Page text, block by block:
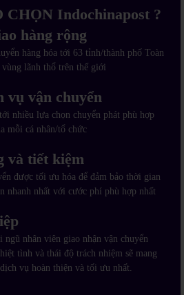
Indochinapost ?
hàng rộng
hàng hóa tới 63 tỉnh/thành phố Toàn
lãnh thổ trên thế giới
vụ vận chuyển
nhiều lựa chọn chuyển phát phù hợp
mỗi cá nhân/tổ chức
và tiết kiệm
được tối ưu hóa để đảm bảo thời gian
nhanh nhất với cước phí phù hợp nhất
ngũ nhân viên giao nhận vận chuyển
tình và thái độ trách nhiệm sẽ mang
vụ hoàn thiện và tối ưu nhất.